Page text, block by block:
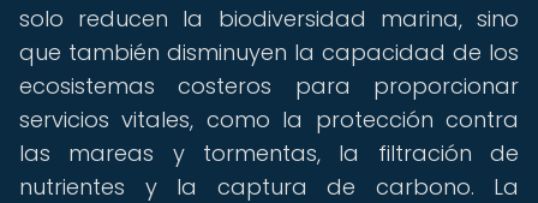
solo reducen la biodiversidad marina, sino
que también disminuyen la capacidad de los
ecosistemas costeros para proporcionar
servicios vitales, como la protección contra
las mareas y tormentas, la filtración de
nutrientes y la captura de carbono. La